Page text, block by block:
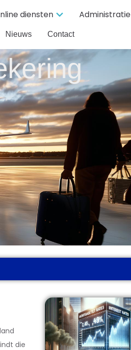
diensten Administratie
Nieuws Contact
die